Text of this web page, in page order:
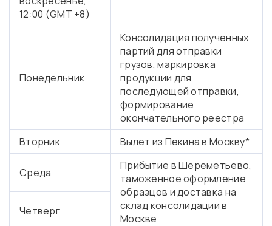
12:00 (GMT +8)
Понедельник
Консолидация полученных
партий для отправки
грузов, маркировка
продукции для
последующей отправки,
формирование
окончательного реестра
Вторник
Вылет из Пекина в Москву*
Среда
Прибытие в Шереметьево,
таможенное оформление
образцов и доставка на
склад консолидации в
Москве
Четверг